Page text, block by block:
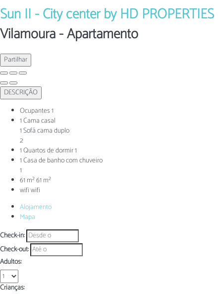
Sun II - City center by HD PROPERTIES
Vilamoura -Apartamento
Partilhar
DESCRIÇÃO
Ocupantes1
1 Cama casal
1 Sofá cama duplo
2
1 Quartos de dormir1
1 Casa de banho com chuveiro
1
61 m²61 m²
wifiwifi
Alojamento
Mapa
Check-in:
Check-out:
Adultos:
Crianças: